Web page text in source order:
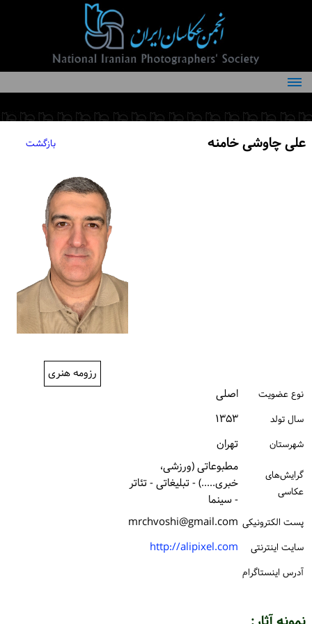
درباره انجمن
کمیته‌های انجمن
اعضاء انجمنعلی چاوشی خامنه بازگشت
رزومه هنری
نوع عضویت اصلی
سال تولد ۱۳۵۳
شهرستان تهران
گرایش‌های
عکاسی
مطبوعاتی (ورزشی،
خبری.....) - تبلیغاتی - تئاتر
- سینما
پست الكترونیكی mrchvoshi@gmail.com
سایت اینترنتی http://alipixel.com
آدرس اینستاگرام